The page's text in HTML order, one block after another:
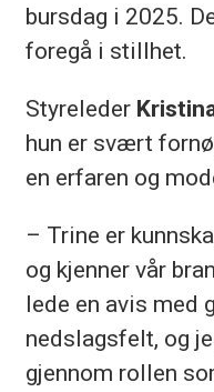
bursdag i 2025.
foregå i stillhet.
Styreleder
hun er svært
en erfaren og
– Trine er
og kjenner vår
lede en avis
nedslagsfelt, og
gjennom rollen